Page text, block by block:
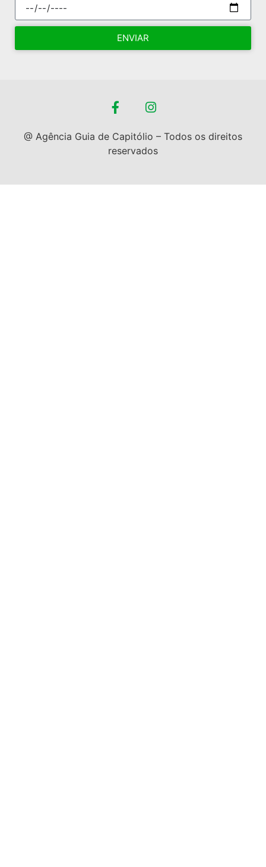
ENVIAR
@ Agência Guia de Capitólio – Todos os direitos
reservados